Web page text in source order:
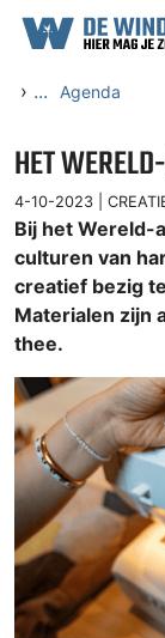
Ga naar content
› ... Agenda
HET
4-10-2023 |
Bij het Wereld-
culturen van
creatief bezig
Materialen zijn
thee.